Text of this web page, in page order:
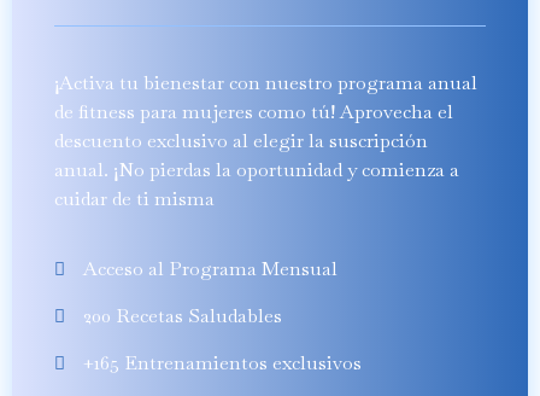
¡Activa tu bienestar con nuestro programa anual
de fitness para mujeres como tú! Aprovecha el
descuento exclusivo al elegir la suscripción
anual. ¡No pierdas la oportunidad y comienza a
cuidar de ti misma
Acceso al Programa Mensual
200 Recetas Saludables
+165 Entrenamientos exclusivos